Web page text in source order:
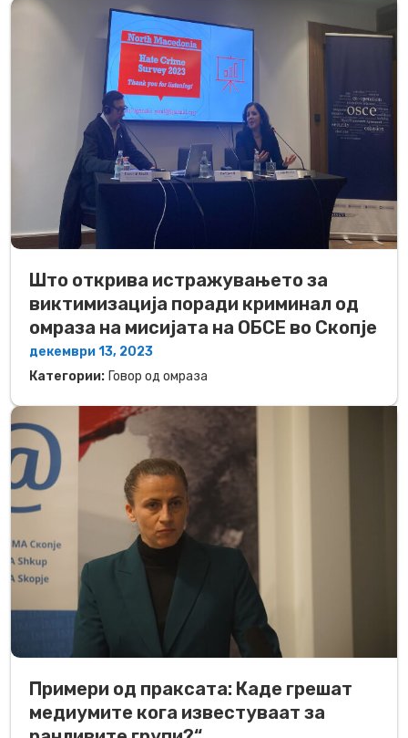
Што открива истражувањето за
виктимизација поради криминал од
омраза на мисијата на ОБСЕ во Скопје
декември 13, 2023
Категории: Говор од омраза
Примери од праксата: Каде грешат
медиумите кога известуваат за